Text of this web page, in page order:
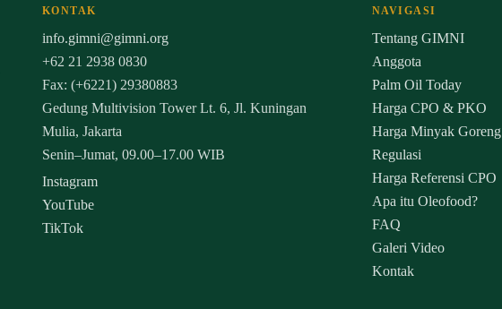
KONTAK
info.gimni@gimni.org
+62 21 2938 0830
Fax: (+6221) 29380883
Gedung Multivision Tower Lt. 6, Jl. Kuningan
Mulia, Jakarta
Senin–Jumat, 09.00–17.00 WIB
Instagram
YouTube
TikTok
NAVIGASI
Tentang GIMNI
Anggota
Palm Oil Today
Harga CPO & PKO
Harga Minyak Goreng
Regulasi
Harga Referensi CPO
Apa itu Oleofood?
FAQ
Galeri Video
Kontak